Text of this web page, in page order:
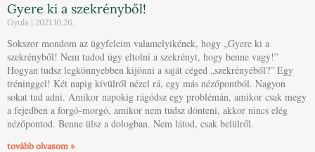
Gyere ki a szekrényből!
Gyula 2021.10.26.
Sokszor mondom az ügyfeleim valamelyikének, hogy „Gyere ki a
szekrényből! Nem tudod úgy eltolni a szekrényt, hogy benne vagy!”
Hogyan tudsz legkönnyebben kijönni a saját céged „szekrényéből?” Egy
tréninggel! Két napig kívülről nézel rá, egy más nézőpontból. Nagyon
sokat tud adni. Amikor napokig rágódsz egy problémán, amikor csak megy
a fejedben a forgó-morgó, amikor nem tudsz dönteni, akkor nincs elég
nézőpontod. Benne ülsz a dologban. Nem látod, csak belülről.
tovább olvasom »